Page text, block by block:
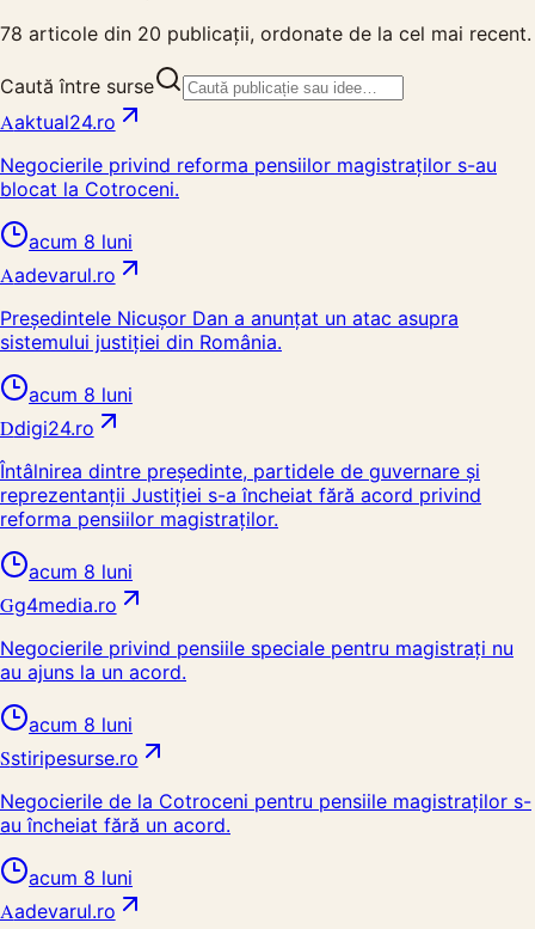
78 articole din 20 publicații, ordonate de la cel mai recent.
Caută între surse
Aaktual24.ro
Negocierile privind reforma pensiilor magistraților s-au
blocat la Cotroceni.
acum 8 luni
Aadevarul.ro
Președintele Nicușor Dan a anunțat un atac asupra
sistemului justiției din România.
acum 8 luni
Ddigi24.ro
Întâlnirea dintre președinte, partidele de guvernare și
reprezentanții Justiției s-a încheiat fără acord privind
reforma pensiilor magistraților.
acum 8 luni
Gg4media.ro
Negocierile privind pensiile speciale pentru magistrați nu
au ajuns la un acord.
acum 8 luni
Sstiripesurse.ro
Negocierile de la Cotroceni pentru pensiile magistraților s-
au încheiat fără un acord.
acum 8 luni
Aadevarul.ro